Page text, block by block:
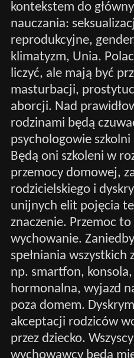
kontekstem do
nauczania:
reprodukcyjne,
klimatyzm, Unia.
liczyć, ale mają być
masturbacji,
aborcji. Nad
rodzinami będą
psychologowie
Będą oni szkoleni w
przemocy domowej,
rodzicielskiego i
unijnych elit pojęcia
znaczenie. Przemoc
wychowanie.
spełniania wszystkich
np. smartfon,
hormonalna, wyjazd
poza domem.
akceptacji rodziców
przez dziecko.